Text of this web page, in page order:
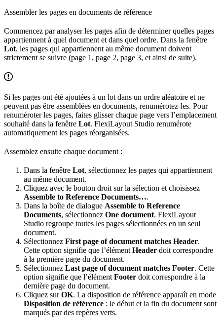
Assembler les pages en documents de référence
Commencez par analyser les pages afin de déterminer quelles pages
appartiennent à quel document et dans quel ordre. Dans la fenêtre
Lot, les pages qui appartiennent au même document doivent
strictement se suivre (page 1, page 2, page 3, et ainsi de suite).
Si les pages ont été ajoutées à un lot dans un ordre aléatoire et ne
peuvent pas être assemblées en documents, renumérotez-les. Pour
renuméroter les pages, faites glisser chaque page vers l’emplacement
souhaité dans la fenêtre Lot. FlexiLayout Studio renumérote
automatiquement les pages réorganisées.
Assemblez ensuite chaque document :
Dans la fenêtre Lot, sélectionnez les pages qui appartiennent
au même document.
Cliquez avec le bouton droit sur la sélection et choisissez
Assemble to Reference Documents….
Dans la boîte de dialogue Assemble to Reference
Documents, sélectionnez One document. FlexiLayout
Studio regroupe toutes les pages sélectionnées en un seul
document.
Sélectionnez First page of document matches Header.
Cette option signifie que l’élément Header doit correspondre
à la première page du document.
Sélectionnez Last page of document matches Footer. Cette
option signifie que l’élément Footer doit correspondre à la
dernière page du document.
Cliquez surOK. La disposition de référence apparaît en mode
Disposition de référence : le début et la fin du document sont
marqués par des repères verts.